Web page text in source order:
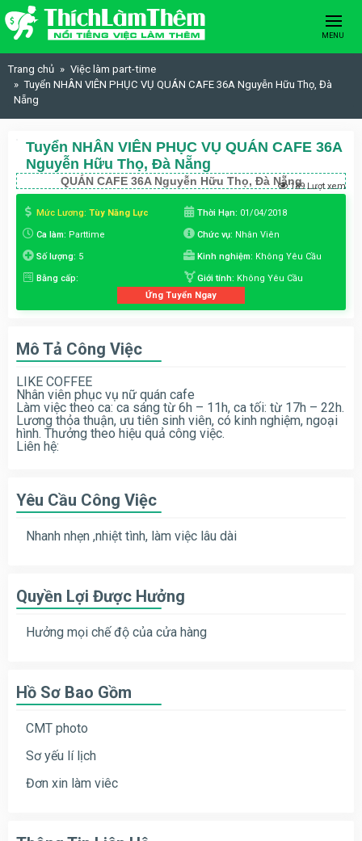
Skip to content
MENU
Trang chủ
Việc làm part-time
Tuyển NHÂN VIÊN PHỤC VỤ QUÁN CAFE 36A Nguyễn Hữu Thọ, Đà
Nẵng
Tuyển NHÂN VIÊN PHỤC VỤ QUÁN CAFE 36A
Nguyễn Hữu Thọ, Đà Nẵng
QUÁN CAFE 36A Nguyễn Hữu Thọ, Đà Nẵng189 Lượt xem
Mức Lương: Tùy Năng Lực Thời Hạn: 01/04/2018
Ca làm: Parttime Chức vụ: Nhân Viên
Số lượng: 5 Kinh nghiệm: Không Yêu Cầu
Bằng cấp: Giới tính: Không Yêu Cầu
Ứng Tuyển Ngay
Mô Tả Công Việc
LIKE COFFEE
Nhân viên phục vụ nữ quán cafe
Làm việc theo ca: ca sáng từ 6h – 11h, ca tối: từ 17h – 22h.
Lương thỏa thuận, ưu tiên sinh viên, có kinh nghiệm, ngoại
hình. Thưởng theo hiệu quả công việc.
Liên hệ:
Yêu Cầu Công Việc
Nhanh nhẹn ,nhiệt tình, làm việc lâu dài
Quyền Lợi Được Hưởng
Hưởng mọi chế độ của cửa hàng
Hồ Sơ Bao Gồm
CMT photo
Sơ yếu lí lịch
Đơn xin làm viêc